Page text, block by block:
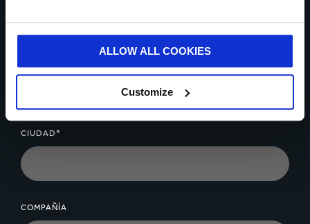
ALLOW ALL COOKIES
Customize
CIUDAD*
COMPAÑÍA